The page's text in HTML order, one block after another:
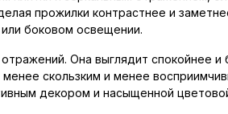
прожилки контрастнее и
боковом освещении.
Она выглядит спокойнее
скользким и менее
декором и насыщенной